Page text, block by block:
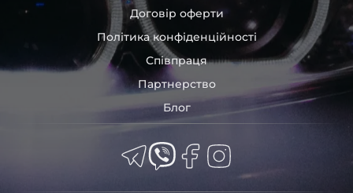
Договір оферти
Політика конфіденційності
Співпраця
Партнерство
Блог